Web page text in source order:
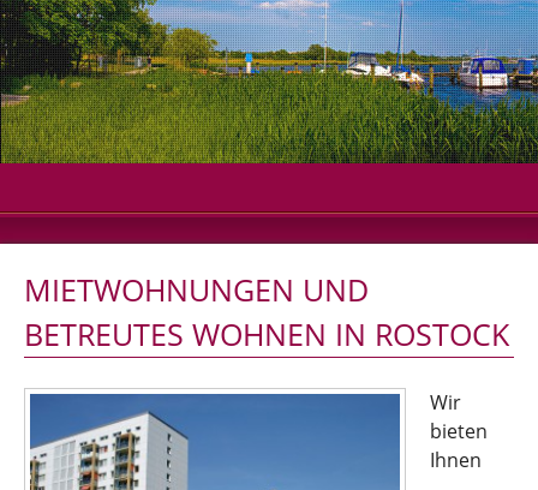
MIETWOHNUNGEN UND
BETREUTES WOHNEN IN ROSTOCK
Wir
bieten
Ihnen